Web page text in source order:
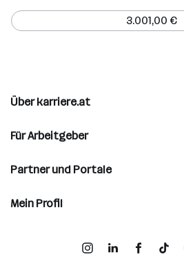
3.001,00 €
Über karriere.at
Für Arbeitgeber
Partner und Portale
Mein Profil